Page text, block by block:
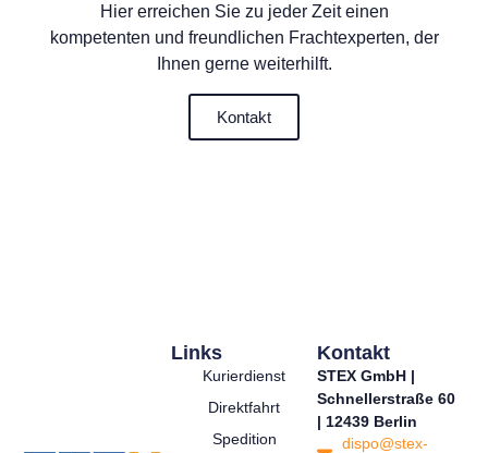
Hier erreichen Sie zu jeder Zeit einen
kompetenten und freundlichen Frachtexperten, der
Ihnen gerne weiterhilft.
Kontakt
Links
Kurierdienst
Direktfahrt
Spedition
Kontakt
STEX GmbH |
Schnellerstraße 60
| 12439 Berlin
dispo@stex-